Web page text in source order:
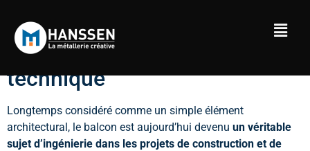
Pourquoi le balcon métallique
rapporté est devenu un enjeu
technique
Longtemps considéré comme un simple élément
architectural, le balcon est aujourd’hui devenu un véritable
sujet d’ingénierie dans les projets de construction et de